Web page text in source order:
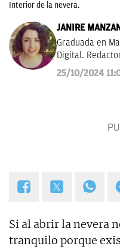
Interior de la nevera.
JANIRE
Graduada en
Digital.
curiosidades,
Navidad.
25/10/2024
Si al abrir la nevera
tranquilo porque